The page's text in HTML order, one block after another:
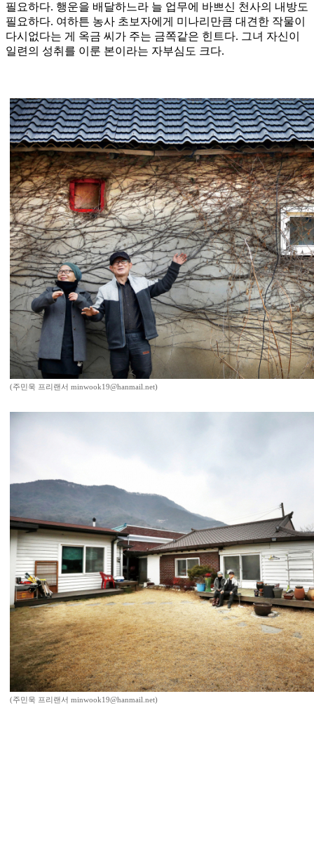
필요하다. 행운을 배달하느라 늘 업무에 바쁘신 천사의 내방도
필요하다. 여하튼 농사 초보자에게 미나리만큼 대견한 작물이
다시없다는 게 옥금 씨가 주는 금쪽같은 힌트다. 그녀 자신이
일련의 성취를 이룬 본이라는 자부심도 크다.
(주민욱 프리랜서 minwook19@hanmail.net)
(주민욱 프리랜서 minwook19@hanmail.net)